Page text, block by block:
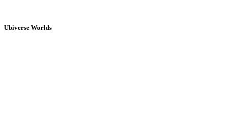
Ubiverse Worlds